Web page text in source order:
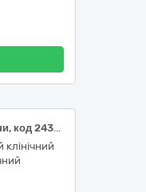
Основні органічні хімічні речовини, код 24320000-3 за ДК 021:2015 «Єдиний закупівельний словник» (Насичені вуглеводні, код 24321100-1 за ДК 021:2015 «Єдиний закупівельний словник»; Діоли, багатоатомні спирти та їх похідні, код 24322300-0 за ДК 021:2015 «Єдиний закупівельний словник»; Альдегіди, кетони, органічні пероксиди та ефіри, код 24326000-5 за ДК 021:2015 «Єдиний закупівельний словник»)